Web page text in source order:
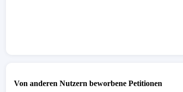
Von anderen Nutzern beworbene Petitionen